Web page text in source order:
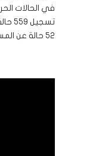
في الحالات
52 حالة عن المسجل يوم أمس،...